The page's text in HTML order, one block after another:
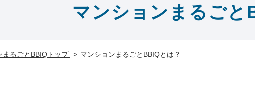
マンションまるごと
まるごとBBIQトップ > マンションまるごとBBIQとは？